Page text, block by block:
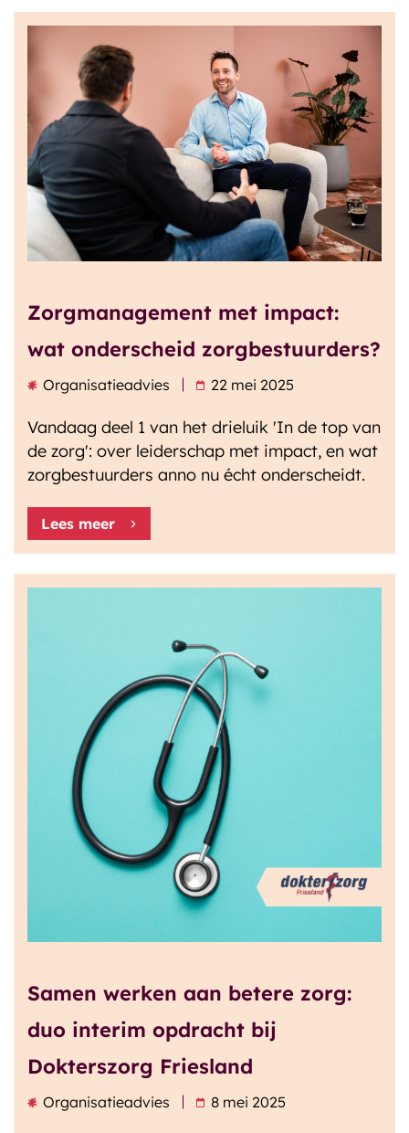
Zorgmanagement met impact:
wat onderscheid zorgbestuurders?
Organisatieadvies 22 mei 2025
Vandaag deel 1 van het drieluik 'In de top van
de zorg': over leiderschap met impact, en wat
zorgbestuurders anno nu écht onderscheidt.
Lees meer
Samen werken aan betere zorg:
duo interim opdracht bij
Dokterszorg Friesland
Organisatieadvies 8 mei 2025